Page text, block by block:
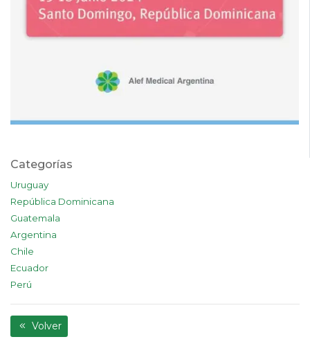
Categorías
Uruguay
República Dominicana
Guatemala
Argentina
Chile
Ecuador
Perú
Volver